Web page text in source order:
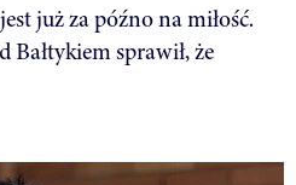
już za późno na miłość.
sprawił, że